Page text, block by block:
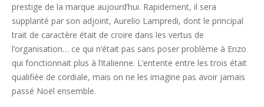
prestige de la marque aujourd’hui. Rapidement, il sera
supplanté par son adjoint, Aurelio Lampredi, dont le principal
trait de caractère était de croire dans les vertus de
l’organisation… ce qui n’était pas sans poser problème à Enzo
qui fonctionnait plus à l’italienne. L’entente entre les trois était
qualifiée de cordiale, mais on ne les imagine pas avoir jamais
passé Noël ensemble.